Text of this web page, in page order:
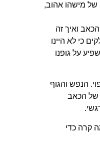
של מישהו אהוב,
ואיך זה
כי לא היינו
על גופנו
הנפש והגוף
של הכאב
קרה כדי